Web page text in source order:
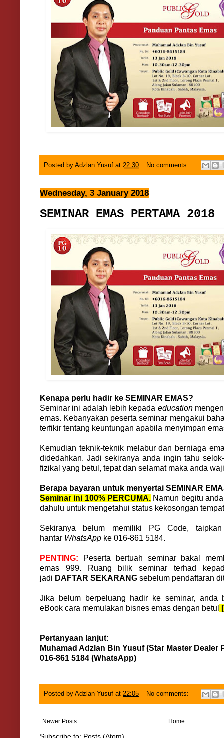
Posted by Adzlan Yusuf at 22:30 No comments:
Wednesday, 3 January 2018
SEMINAR EMAS PERTAMA 2018
Kenapa perlu hadir ke SEMINAR EMAS?
Seminar ini adalah lebih kepada education
emas. Kebanyakan peserta seminar mengakui
terfikir tentang keuntungan apabila menyimpan
Kemudian teknik-teknik melabur dan berniaga
didedahkan. Jadi sekiranya anda ingin tahu
fizikal yang betul, tepat dan selamat maka anda
Berapa bayaran untuk menyertai SEMINAR
Seminar ini 100% PERCUMA. Namun begitu
dahulu untuk mengetahui status kekosongan
Sekiranya belum memiliki PG Code,
hantar WhatsApp ke 016-861 5184.
PENTING: Peserta bertuah seminar bakal
emas 999.
Ruang bilik seminar terhad
jadi DAFTAR SEKARANG sebelum pendaftaran
Jika belum berpeluang hadir ke seminar, anda
eBook cara memulakan bisnes emas dengan betul
Pertanyaan lanjut:
Muhamad Adzlan Bin Yusuf (Star Master Dealer
016-861 5184 (WhatsApp)
Posted by Adzlan Yusuf at 22:05 No comments:
Newer Posts Home